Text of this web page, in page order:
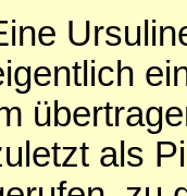
als